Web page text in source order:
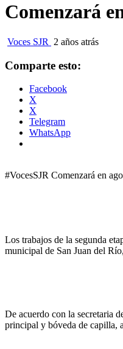
Comenzará
Voces SJR 2 años atrás
Comparte esto:
Facebook
X
X
Telegram
WhatsApp
#VocesSJR Comenzará en
Los trabajos de la segunda
municipal de San Juan del
De acuerdo con la secretaria
principal y bóveda de capilla,